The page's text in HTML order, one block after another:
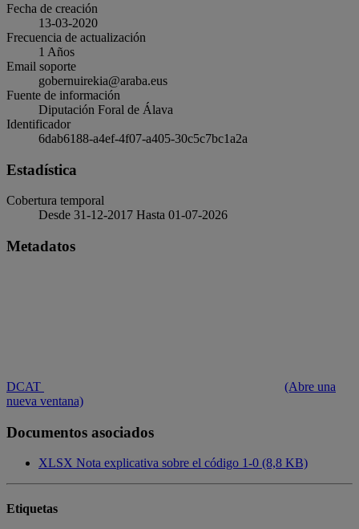
Fecha de creación
13-03-2020
Frecuencia de actualización
1 Años
Email soporte
gobernuirekia@araba.eus
Fuente de información
Diputación Foral de Álava
Identificador
6dab6188-a4ef-4f07-a405-30c5c7bc1a2a
Estadística
Cobertura temporal
Desde 31-12-2017 Hasta 01-07-2026
Metadatos
DCAT
(Abre una
nueva ventana)
Documentos asociados
XLSX Nota explicativa sobre el código 1-0 (8,8 KB)
Etiquetas